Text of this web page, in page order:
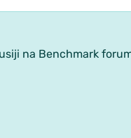
na Benchmark